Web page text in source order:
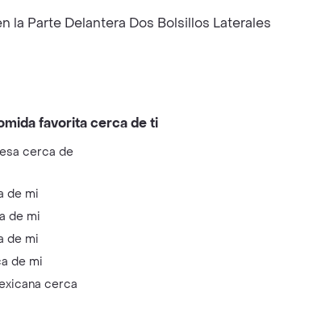
la Parte Delantera Dos Bolsillos Laterales
favorita cerca de ti
cerca de
de mi
de mi
de mi
de mi
cerca